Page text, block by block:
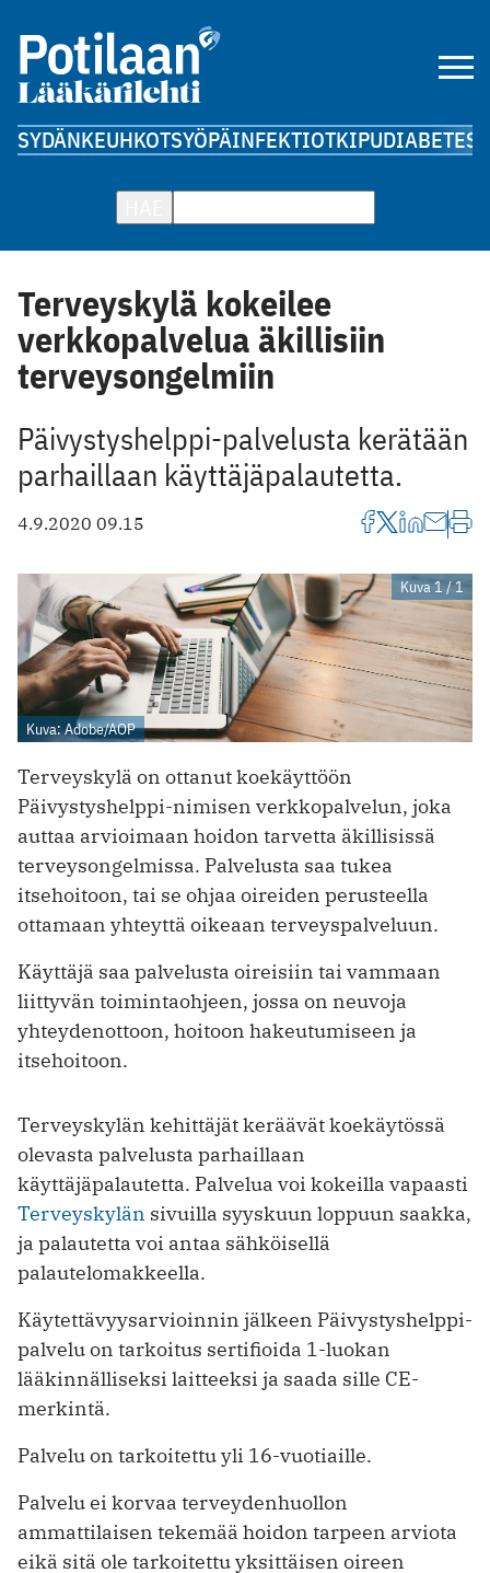
SYDÄNKEUHKOTSYÖPÄINFEKTIOTKIPUDIABETES
Terveyskylä kokeilee
verkkopalvelua äkillisiin
terveysongelmiin
Päivystyshelppi-palvelusta kerätään
parhaillaan käyttäjäpalautetta.
4.9.2020 09.15
Kuva 1 / 1
Kuva: Adobe/AOP
Terveyskylä on ottanut koekäyttöön
Päivystyshelppi-nimisen verkkopalvelun, joka
auttaa arvioimaan hoidon tarvetta äkillisissä
terveysongelmissa. Palvelusta saa tukea
itsehoitoon, tai se ohjaa oireiden perusteella
ottamaan yhteyttä oikeaan terveyspalveluun.
Käyttäjä saa palvelusta oireisiin tai vammaan
liittyvän toimintaohjeen, jossa on neuvoja
yhteydenottoon, hoitoon hakeutumiseen ja
itsehoitoon.
Terveyskylän kehittäjät keräävät koekäytössä
olevasta palvelusta parhaillaan
käyttäjäpalautetta. Palvelua voi kokeilla vapaasti
Terveyskylän sivuilla syyskuun loppuun saakka,
ja palautetta voi antaa sähköisellä
palautelomakkeella.
Käytettävyysarvioinnin jälkeen Päivystyshelppi-
palvelu on tarkoitus sertifioida 1-luokan
lääkinnälliseksi laitteeksi ja saada sille CE-
merkintä.
Palvelu on tarkoitettu yli 16-vuotiaille.
Palvelu ei korvaa terveydenhuollon
ammattilaisen tekemää hoidon tarpeen arviota
eikä sitä ole tarkoitettu yksittäisen oireen